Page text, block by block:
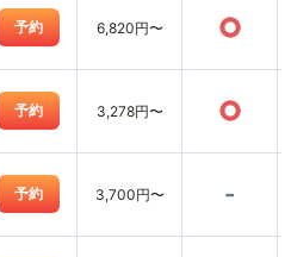
予約 6,820円〜 ○
予約 3,278円〜 ○
予約 3,700円〜 -